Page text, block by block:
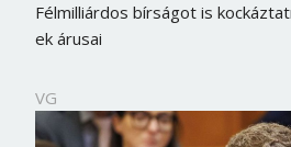
Félmilliárdos bírságot is
ek árusai
VG